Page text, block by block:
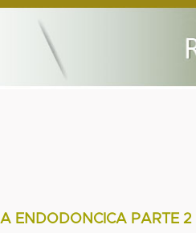
ENDODONCICA PARTE 2